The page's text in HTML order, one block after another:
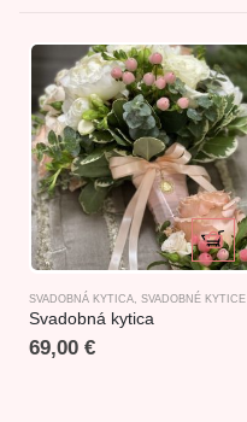
SVADOBNÁ KYTICA, SVADOBNÉ KYTICE
Svadobná kytica
69,00 €